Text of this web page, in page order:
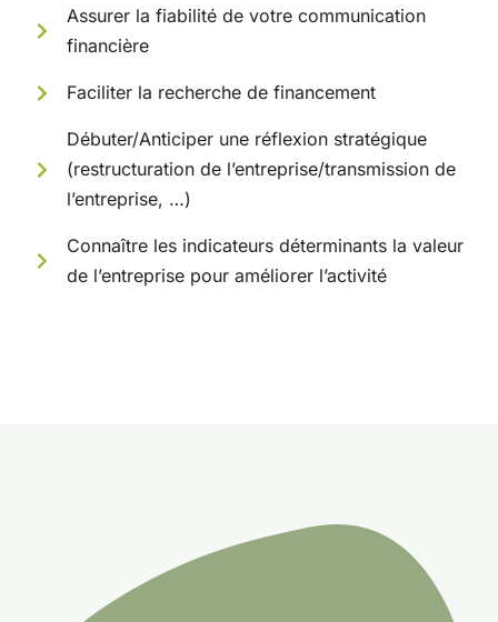
Assurer la fiabilité de votre communication
financière
Faciliter la recherche de financement
Débuter/Anticiper une réflexion stratégique
(restructuration de l’entreprise/transmission de
l’entreprise, …)
Connaître les indicateurs déterminants la valeur
de l’entreprise pour améliorer l’activité